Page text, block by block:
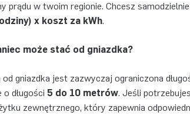
prądu w twoim regionie. Chcesz
x koszt za kWh.
może stać od gniazdka?
od gniazdka jest zazwyczaj ograniczona
długości 5 do 10 metrów. Jeśli
zewnętrznego, który zapewnia